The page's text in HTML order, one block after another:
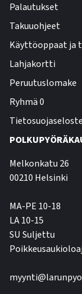
Palautukset
Takuuohjeet
Käyttöoppaat ja
Lahjakortti
Peruutuslomake
Ryhmä 0
Tietosuojaseloste
Melkonkatu 26
00210 Helsinki
MA-PE 10-18
LA 10-15
SU Suljettu